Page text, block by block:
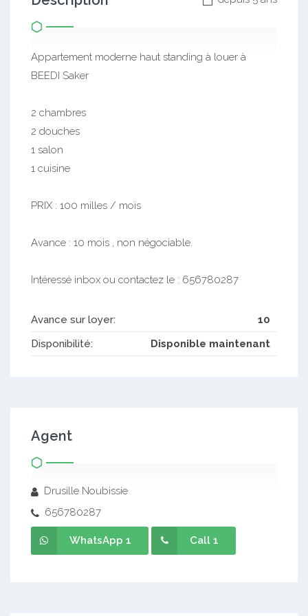
Appartement moderne haut standing à louer à
BEEDI Saker
2 chambres
2 douches
1 salon
1 cuisine
PRIX : 100 milles / mois
Avance : 10 mois , non négociable.
Intéressé inbox ou contactez le : 656780287
Avance sur loyer:
10
Disponibilité:
Disponible maintenant
Agent
Drusille Noubissie
656780287
WhatsApp 1 Call 1